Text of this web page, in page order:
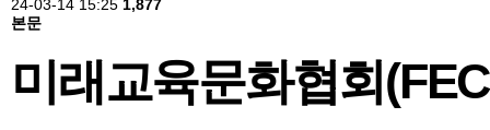
창업보육센터
공간/장비 예약
24-03-14 15:25 1,877
본문
미래교육문화협회